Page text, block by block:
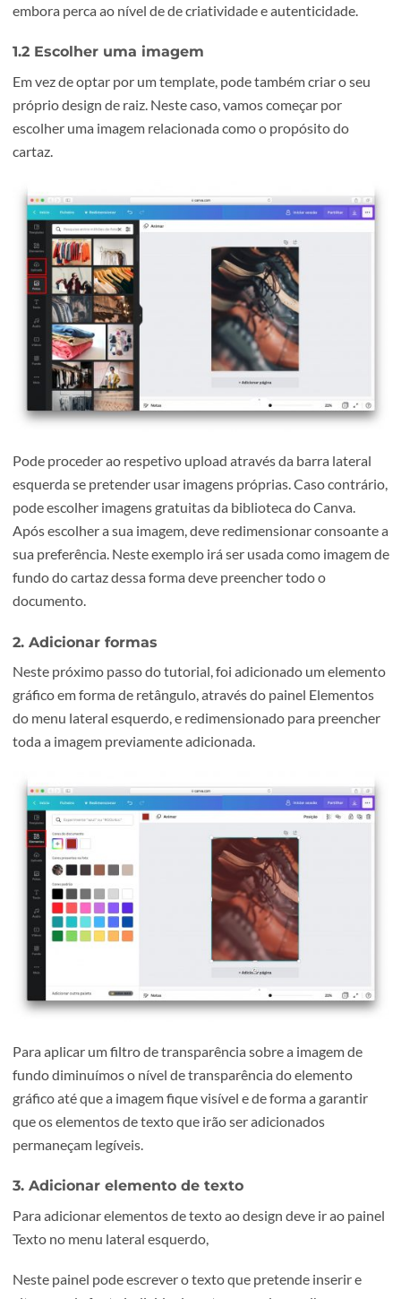
Pode escolher categorias como cartazes publicitários,
cartazes sobre educação ou sobre trabalho.
Um template ajuda a reduzir o tempo de criação do
1.2 Escolher uma imagem
Em vez de optar por um template, pode também criar o
próprio design de raiz.
Neste caso, vamos começar por
escolher uma imagem relacionada como o propósito do
cartaz.
Pode proceder ao respetivo upload através da barra
esquerda se pretender usar imagens próprias. Caso
pode escolher imagens gratuitas da biblioteca do Canva.
sua preferência.Neste exemplo irá ser usada como
fundo do cartaz dessa forma deve preencher todo o
documento.
2. Adicionar formas
Neste próximo passo do tutorial, foi adicionado um
gráfico em forma de retângulo, através do painel
do menu lateral esquerdo, e redimensionado para
toda a imagem previamente adicionada.